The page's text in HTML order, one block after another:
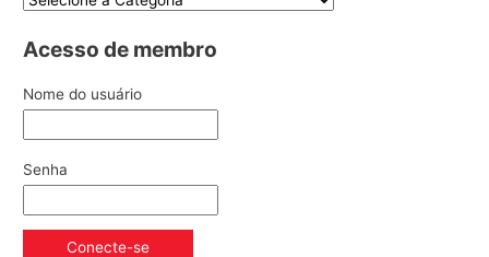
Acesso de membro
Nome do usuário
Senha